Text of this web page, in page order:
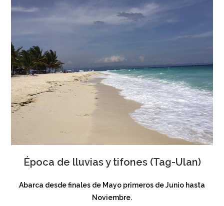
Época de lluvias y tifones (Tag-Ulan)
Abarca desde finales de Mayo primeros de Junio hasta
Noviembre.